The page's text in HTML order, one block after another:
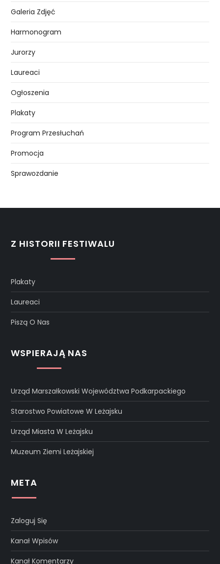
Galeria Zdjęć
Harmonogram
Jurorzy
Laureaci
Ogłoszenia
Plakaty
Program Przesłuchań
Promocja
Sprawozdanie
Z HISTORII FESTIWALU
Plakaty
Laureaci
Piszą O Nas
WSPIERAJĄ NAS
Urząd Marszałkowski Województwa Podkarpackiego
Starostwo Powiatowe W Leżajsku
Urząd Miasta W Leżajsku
Muzeum Ziemi Leżajskiej
META
Zaloguj Się
Kanał Wpisów
Kanał Komentarzy